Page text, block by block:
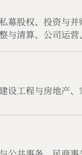
募股权、投资与
与清算、公司运营
设工程与房地产